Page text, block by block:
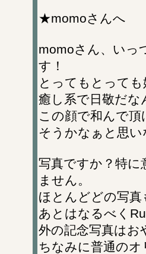
★momoさんへ
momoさん、いっ
す！
とってもとって
癒し系で日敬だな
この顔で和んで
そうかなぁと思
写真ですか？特
ません。
ほとんどどの写
あとはなるべく
外の記念写真は
ちなみに普通の